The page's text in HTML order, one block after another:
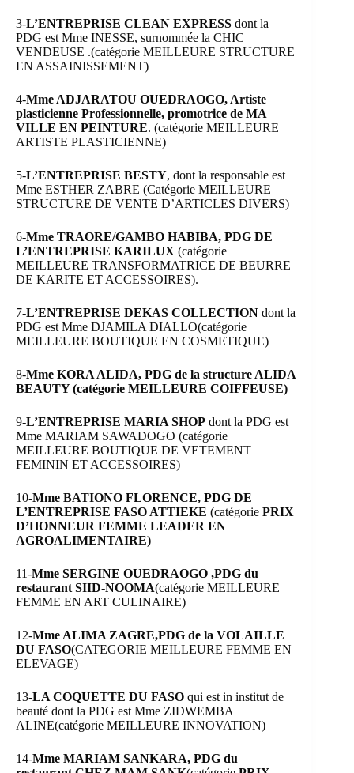
3-L’ENTREPRISE CLEAN EXPRESS dont la
PDG est Mme INESSE, surnommée la CHIC
VENDEUSE .(catégorie MEILLEURE STRUCTURE
EN ASSAINISSEMENT)
4-Mme ADJARATOU OUEDRAOGO, Artiste
plasticienne Professionnelle, promotrice de MA
VILLE EN PEINTURE. (catégorie MEILLEURE
ARTISTE PLASTICIENNE)
5-L’ENTREPRISE BESTY, dont la responsable est
Mme ESTHER ZABRE (Catégorie MEILLEURE
STRUCTURE DE VENTE D’ARTICLES DIVERS)
6-Mme TRAORE/GAMBO HABIBA, PDG DE
L’ENTREPRISE KARILUX (catégorie
MEILLEURE TRANSFORMATRICE DE BEURRE
DE KARITE ET ACCESSOIRES).
7-L’ENTREPRISE DEKAS COLLECTION dont la
PDG est Mme DJAMILA DIALLO(catégorie
MEILLEURE BOUTIQUE EN COSMETIQUE)
8-Mme KORA ALIDA, PDG de la structure ALIDA
BEAUTY (catégorie MEILLEURE COIFFEUSE)
9-L’ENTREPRISE MARIA SHOP dont la PDG est
Mme MARIAM SAWADOGO (catégorie
MEILLEURE BOUTIQUE DE VETEMENT
FEMININ ET ACCESSOIRES)
10-Mme BATIONO FLORENCE, PDG DE
L’ENTREPRISE FASO ATTIEKE (catégorie PRIX
D’HONNEUR FEMME LEADER EN
AGROALIMENTAIRE)
11-Mme SERGINE OUEDRAOGO ,PDG du
restaurant SIID-NOOMA(catégorie MEILLEURE
FEMME EN ART CULINAIRE)
12-Mme ALIMA ZAGRE,PDG de la VOLAILLE
DU FASO(CATEGORIE MEILLEURE FEMME EN
ELEVAGE)
13-LA COQUETTE DU FASO qui est in institut de
beauté dont la PDG est Mme ZIDWEMBA
ALINE(catégorie MEILLEURE INNOVATION)
14-Mme MARIAM SANKARA, PDG du